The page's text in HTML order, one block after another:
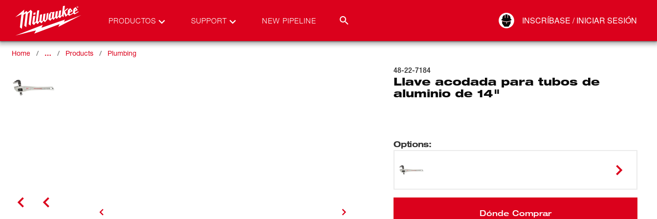
PRODUCTOS SUPPORT NEW PIPELINE INSCRÍBASE / INICIAR SESIÓN
Conectar
Home … Products Plumbing
48-22-7184
Llave acodada para tubos de
aluminio de 14"
Options:
Dónde Comprar